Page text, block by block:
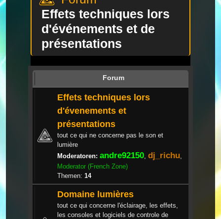
Effets techniques lors
d'événements et de
présentations
Forum
Effets techniques lors
d'évenements et
présentations
tout ce qui ne concerne pas le son et
lumière
Moderatoren: andre92150 dj_richu
Moderator (French Zone)
Themen: 14
Domaine lumières
tout ce qui concerne l'éclairage, les effets,
les consoles et logiciels de controle de